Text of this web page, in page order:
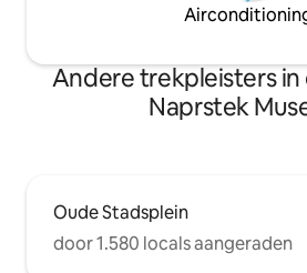
Andere trekpleisters
Naprstek
Oude Stadsplein
door 1.580 locals aangeraden